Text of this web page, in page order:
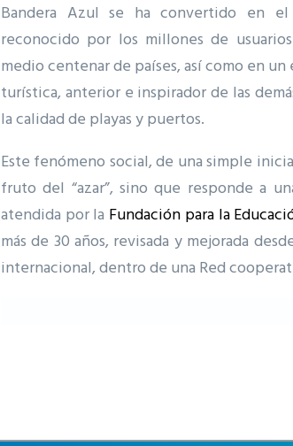
Bandera Azul se ha convertido en
reconocido por los millones de
medio centenar de países, así como en
turística, anterior e inspirador de las
la calidad de playas y puertos.
Este fenómeno social, de una simple
fruto del “azar”, sino que responde a
atendida por la Fundación para la
más de 30 años, revisada y mejorada
internacional, dentro de una Red